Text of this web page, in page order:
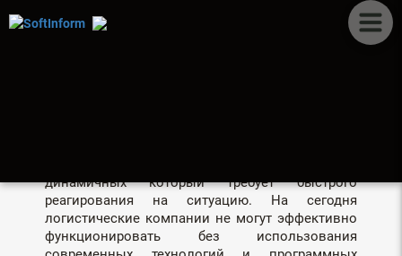
ERP ДЛЯ ЛОГИСТИКИ.
динамичных который требует быстрого
реагирования на ситуацию. На сегодня
логистические компании не могут эффективно
функционировать без использования